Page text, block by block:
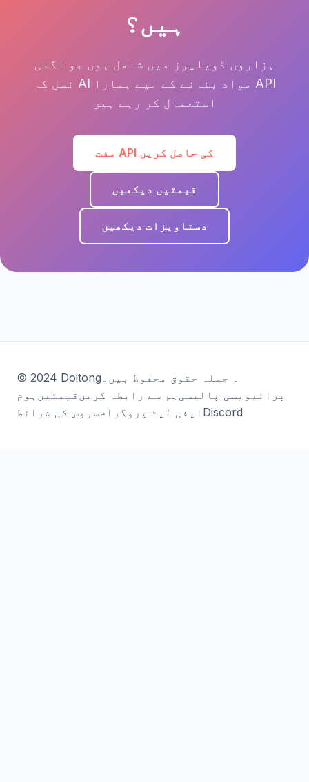
ہیں؟
ہزاروں ڈویلپرز میں شامل ہوں جو اگلی
نسل کا AI مواد بنانے کے لیے ہمارا API
استعمال کر رہے ہیں
مفت API کی حاصل کریں
قیمتیں دیکھیں
دستاویزات دیکھیں
© 2024 Doitong۔ جملہ حقوق محفوظ ہیں۔
ہوم قیمتیں ہم سے رابطہ کریں پرائیویسی پالیسی
سروس کی شرائطایفی لیٹ پروگرام Discord